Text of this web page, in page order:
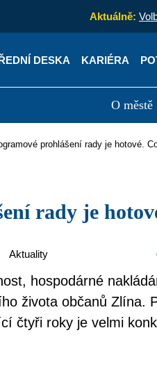
Aktuálně:
DESKA KARIÉRA
O městě
Úřední deska
prohlášení rady je hotové.
rady je
Aktuality
hospodárné
života občanů Zlína.
čtyři roky je velmi